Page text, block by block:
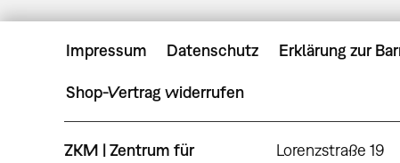
Impressum Datenschutz Erklärung zur
Shop-Vertrag widerrufen
ZKM | Zentrum für Lorenzstraße 19